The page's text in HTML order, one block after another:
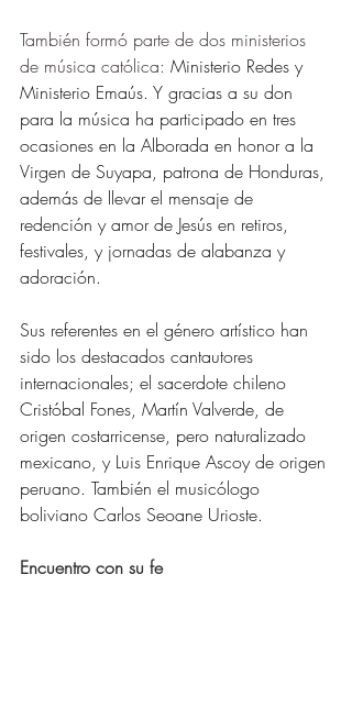
También formó parte de dos ministerios
de música católica: Ministerio Redes y
Ministerio Emaús. Y gracias a su don
para la música ha participado en tres
ocasiones en la Alborada en honor a la
Virgen de Suyapa, patrona de Honduras,
además de llevar el mensaje de
redención y amor de Jesús en retiros,
festivales, y jornadas de alabanza y
adoración.
Sus referentes en el género artístico han
sido los destacados cantautores
internacionales; el sacerdote chileno
Cristóbal Fones, Martín Valverde, de
origen costarricense, pero naturalizado
mexicano, y Luis Enrique Ascoy de origen
peruano. También el musicólogo
boliviano Carlos Seoane Urioste.
Encuentro con su fe